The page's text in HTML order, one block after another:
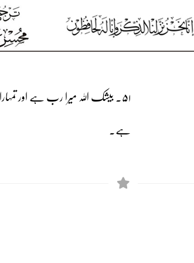
۵۱۔ بیشک اللہ میرا رب ہے اور
ہے۔